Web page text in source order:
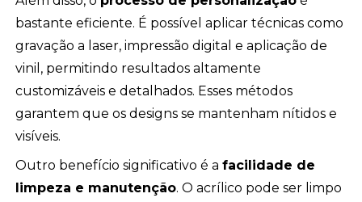
bastante eficiente. É possível aplicar técnicas como
gravação a laser, impressão digital e aplicação de
vinil, permitindo resultados altamente
customizáveis e detalhados. Esses métodos
garantem que os designs se mantenham nítidos e
visíveis.
Outro benefício significativo é afacilidade de
limpeza e manutenção. O acrílico pode ser limpo